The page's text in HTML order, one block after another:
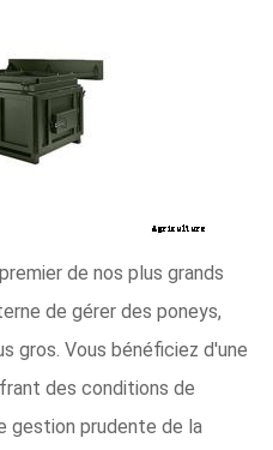
de nos plus grands
de gérer des poneys,
gros. Vous bénéficiez d'une
des conditions de
gestion prudente de la